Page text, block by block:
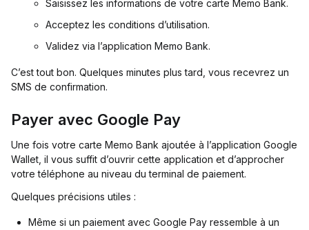
Saisissez les informations de votre carte Memo Bank.
Acceptez les conditions d’utilisation.
Validez via l’application Memo Bank.
C’est tout bon. Quelques minutes plus tard, vous recevrez un
SMS de confirmation.
Payer avec Google Pay
Une fois votre carte Memo Bank ajoutée à l’application Google
Wallet, il vous suffit d’ouvrir cette application et d’approcher
votre téléphone au niveau du terminal de paiement.
Quelques précisions utiles :
Même si un paiement avec Google Pay ressemble à un